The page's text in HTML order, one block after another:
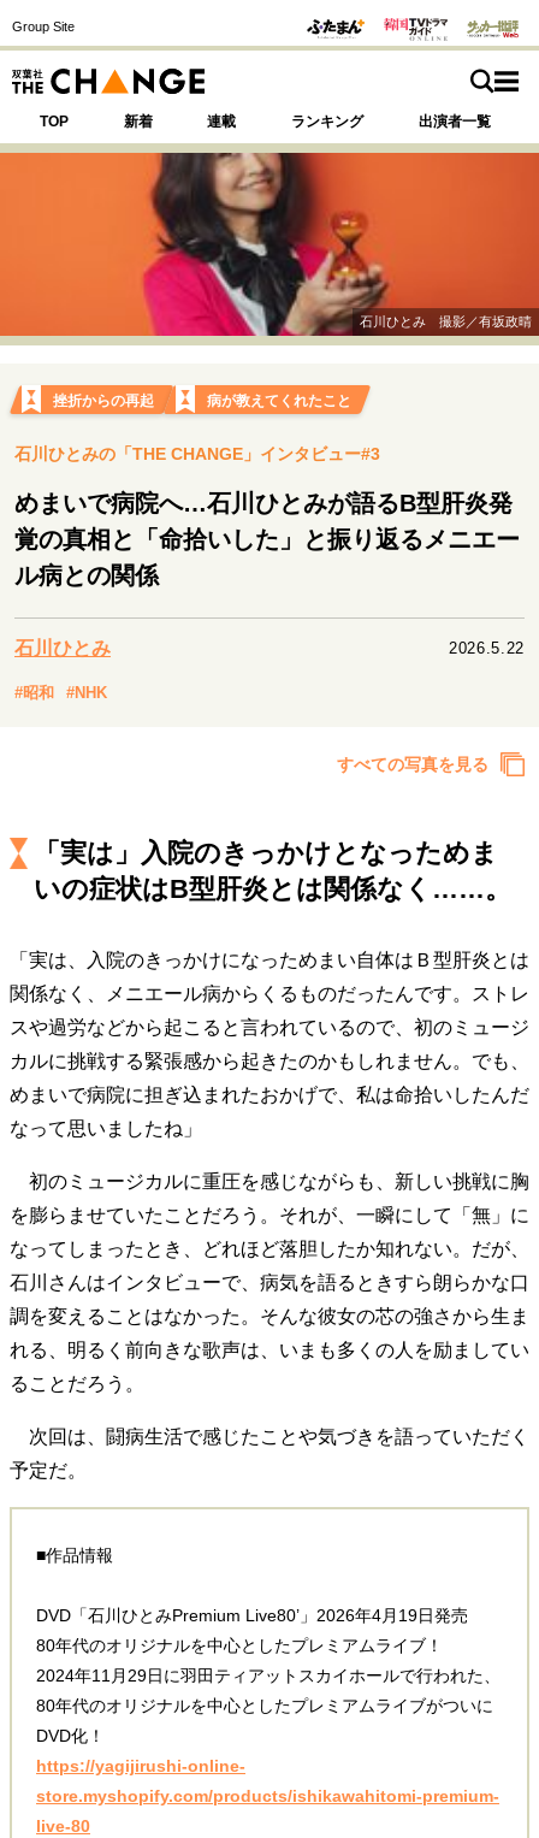
Group Site
TOP 新着 連載 ランキング 出演者一覧
注目の記事テーマで探す
運命を変えた出会い 決断の裏側
挫折からの再起
表現者の葛藤
人生が動いた日 10代の挫折と原点
キャリア・働き方
セカンドキャリアの描き方
大人の学び直し
ファーストキャリアを拓く
夢を掴む選択
次世代へのバトン
マインドセット
忘れられない言葉
10代・20代の土台
ライフスタイル・生き方
40代からの景色 50代のリアル
美しさの哲学
パートナーとの歩み方
熱狂できるもの
一生モノの愛用品
私を彩るエッセンス
60代のネクストステージ
70代のグランドデザイン
社会・カルチャー・マネー
地域とつながる/お金との付き合い方
石川ひとみ 撮影／有坂政晴
挫折からの再起 病が教えてくれたこと
石川ひとみの「THE CHANGE」インタビュー#3
めまいで病院へ…石川ひとみが語るB型肝炎発
覚の真相と「命拾いした」と振り返るメニエー
ル病との関係
石川ひとみ 2026.5.22
#昭和 #NHK
すべての写真を見る
「実は」入院のきっかけとなっためま
いの症状はB型肝炎とは関係なく……。
「実は、入院のきっかけになっためまい自体はＢ型肝炎とは
関係なく、メニエール病からくるものだったんです。ストレ
スや過労などから起こると言われているので、初のミュージ
カルに挑戦する緊張感から起きたのかもしれません。でも、
めまいで病院に担ぎ込まれたおかげで、私は命拾いしたんだ
なって思いましたね」
初のミュージカルに重圧を感じながらも、新しい挑戦に胸
を膨らませていたことだろう。それが、一瞬にして「無」に
なってしまったとき、どれほど落胆したか知れない。だが、
石川さんはインタビューで、病気を語るときすら朗らかな口
調を変えることはなかった。そんな彼女の芯の強さから生ま
れる、明るく前向きな歌声は、いまも多くの人を励ましてい
ることだろう。
次回は、闘病生活で感じたことや気づきを語っていただく
予定だ。
■作品情報
DVD「石川ひとみPremium Live80’」2026年4月19日発売
80年代のオリジナルを中心としたプレミアムライブ！
2024年11月29日に羽田ティアットスカイホールで行われた、
80年代のオリジナルを中心としたプレミアムライブがついに
DVD化！
https://yagijirushi-online-
store.myshopify.com/products/ishikawahitomi-premium-
live-80